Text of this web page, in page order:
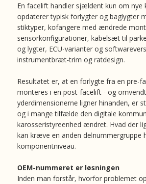
En facelift handler sjældent kun om nye
opdaterer typisk forlygter og baglygter
stiktyper, kofangere med ændrede
sensorkonfigurationer, kabelsæt til
og lygter, ECU-varianter og
instrumentbræt-trim og ratdesign.
Resultatet er, at en forlygte fra en pre-
monteres i en post-facelift - og
yderdimensionerne ligner hinanden, er
og i mange tilfælde den digitale
karosseristyreenhed ændret. Hvad der
kan kræve en anden delnummergruppe
komponentniveau.
OEM-nummeret er løsningen
Inden man forstår, hvorfor problemet